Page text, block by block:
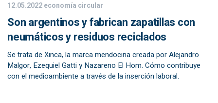
12.05.2022economía circular
Son argentinos y fabrican zapatillas con
neumáticos y residuos reciclados
Se trata de Xinca, la marca mendocina creada por Alejandro
Malgor, Ezequiel Gatti y Nazareno El Hom. Cómo contribuye
con el medioambiente a través de la inserción laboral.